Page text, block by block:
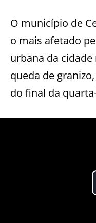
O município de
o mais afetado
urbana da
queda de
do final da